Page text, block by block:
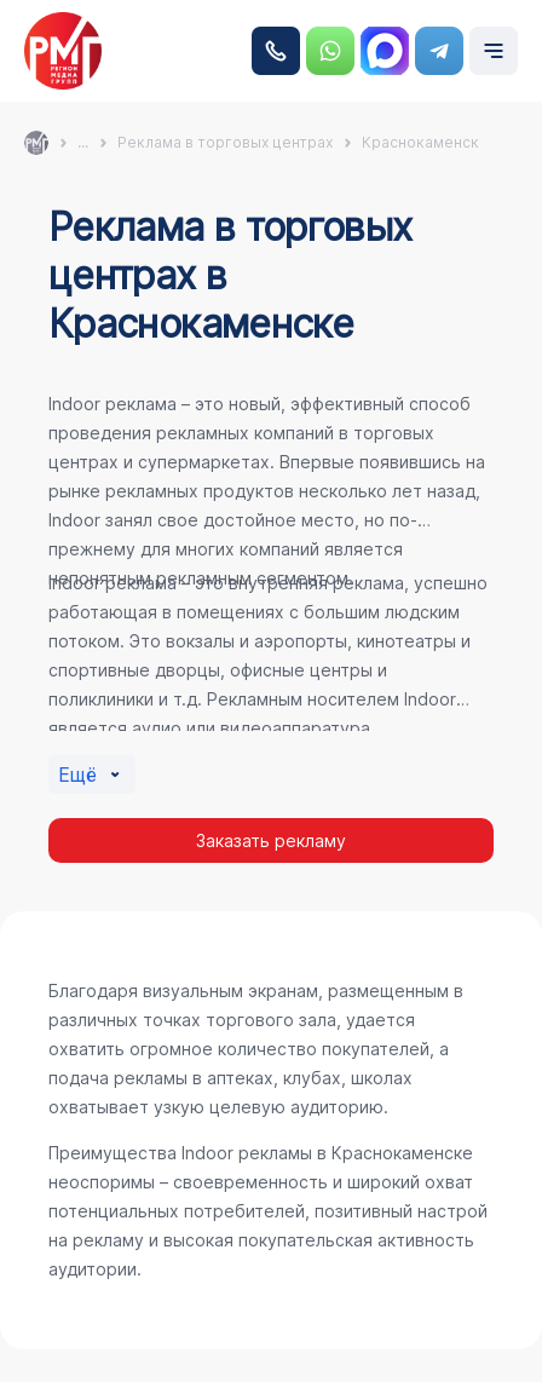
... Реклама в торговых центрах Краснокаменск
Реклама в торговых
центрах в
Краснокаменске
Indoor реклама – это новый, эффективный способ
проведения рекламных компаний в торговых
центрах и супермаркетах. Впервые появившись на
рынке рекламных продуктов несколько лет назад,
Indoor занял свое достойное место, но по-
прежнему для многих компаний является
непонятным рекламным сегментом.
Indoor реклама – это внутренняя реклама, успешно
работающая в помещениях с большим людским
потоком. Это вокзалы и аэропорты, кинотеатры и
спортивные дворцы, офисные центры и
поликлиники и т.д. Рекламным носителем Indoor
является аудио или видеоаппаратура,
эффективность приносит такой вид рекламы в
местах продаж, поскольку воздействие на
покупателя в момент выбора товара наиболее
Indoor рекламы.
Ещё
Заказать рекламу
Благодаря визуальным экранам, размещенным в
различных точках торгового зала, удается
охватить огромное количество покупателей, а
подача рекламы в аптеках, клубах, школах
охватывает узкую целевую аудиторию.
Преимущества Indoor рекламы в Краснокаменске
неоспоримы – своевременность и широкий охват
потенциальных потребителей, позитивный настрой
на рекламу и высокая покупательская активность
аудитории.